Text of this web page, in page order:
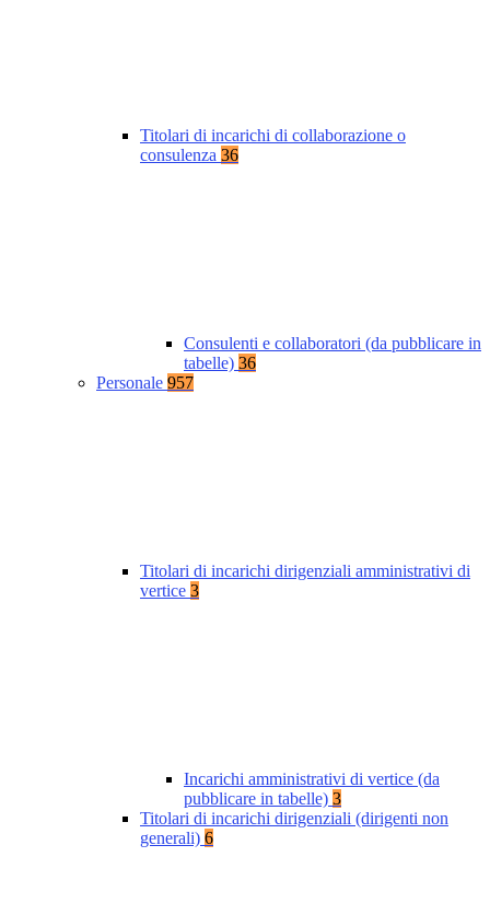
Titolari di incarichi di collaborazione o
consulenza 36
Consulenti e collaboratori (da pubblicare in
tabelle) 36
Personale 957
Titolari di incarichi dirigenziali amministrativi di
vertice 3
Incarichi amministrativi di vertice (da
pubblicare in tabelle) 3
Titolari di incarichi dirigenziali (dirigenti non
generali) 6